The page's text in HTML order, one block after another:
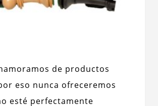
de productos
eso nunca ofreceremos
esté perfectamente